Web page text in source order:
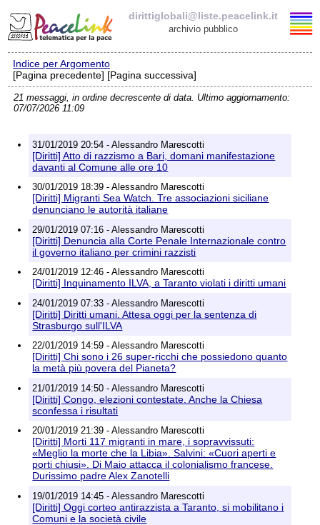
dirittiglobali@liste.peacelink.it
archivio pubblico
Elenco delle liste
dirittiglobali@liste.peacelink.it
Policy delle liste di PeaceLink
Informativa sulla privacy
Richieste di rimozione
Indice per Argomento
[Pagina precedente] [Pagina successiva]
21 messaggi, in ordine decrescente di data. Ultimo aggiornamento:
07/07/2026 11:09
31/01/2019 20:54 - Alessandro Marescotti
[Diritti] Atto di razzismo a Bari, domani manifestazione
davanti al Comune alle ore 10
30/01/2019 18:39 - Alessandro Marescotti
[Diritti] Migranti Sea Watch. Tre associazioni siciliane
denunciano le autorità italiane
29/01/2019 07:16 - Alessandro Marescotti
[Diritti] Denuncia alla Corte Penale Internazionale contro
il governo italiano per crimini razzisti
24/01/2019 12:46 - Alessandro Marescotti
[Diritti] Inquinamento ILVA, a Taranto violati i diritti umani
24/01/2019 07:33 - Alessandro Marescotti
[Diritti] Diritti umani. Attesa oggi per la sentenza di
Strasburgo sull'ILVA
22/01/2019 14:59 - Alessandro Marescotti
[Diritti] Chi sono i 26 super-ricchi che possiedono quanto
la metà più povera del Pianeta?
21/01/2019 14:50 - Alessandro Marescotti
[Diritti] Congo, elezioni contestate. Anche la Chiesa
sconfessa i risultati
20/01/2019 21:39 - Alessandro Marescotti
[Diritti] Morti 117 migranti in mare, i sopravvissuti:
«Meglio la morte che la Libia». Salvini: «Cuori aperti e
porti chiusi». Di Maio attacca il colonialismo francese.
Durissimo padre Alex Zanotelli
19/01/2019 14:45 - Alessandro Marescotti
[Diritti] Oggi corteo antirazzista a Taranto, si mobilitano i
Comuni e la società civile